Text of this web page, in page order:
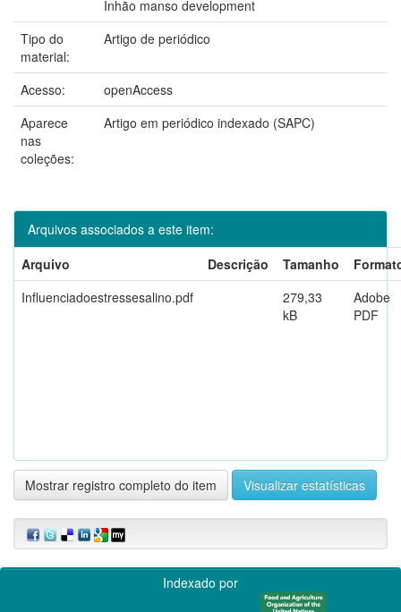
Inhão manso development
Tipo do
material:
Artigo de periódico
Acesso:
openAccess
Aparece
nas
coleções:
Artigo em periódico indexado (SAPC)
Arquivos associados a este item:
Arquivo
Descrição Tamanho
Influenciadoestressesalino.pdf
279,33
kB
Adobe
PDF
Mostrar registro completo do item Visualizar estatísticas
Indexado por